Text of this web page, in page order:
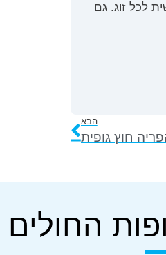
לכל זוג. גם
הבא
חוץ גופית
החולים